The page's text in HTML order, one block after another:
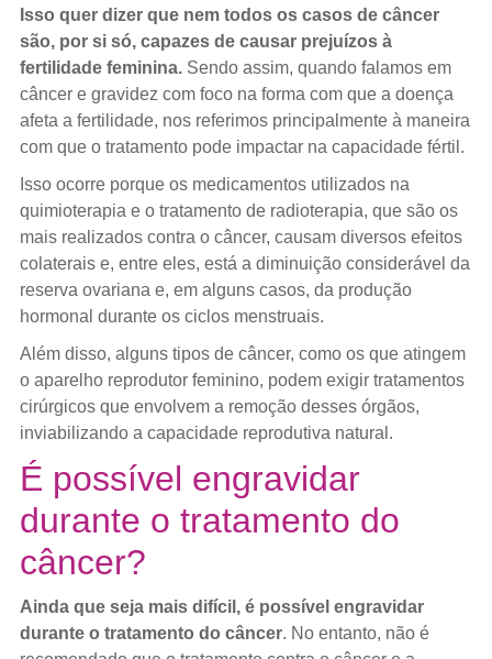
Isso quer dizer que nem todos os casos de câncer
são, por si só, capazes de causar prejuízos à
fertilidade feminina.Sendo assim, quando falamos em
câncer e gravidez com foco na forma com que a doença
afeta a fertilidade, nos referimos principalmente à maneira
com que o tratamento pode impactar na capacidade fértil.
Isso ocorre porque os medicamentos utilizados na
quimioterapia e o tratamento de radioterapia, que são os
mais realizados contra o câncer, causam diversos efeitos
colaterais e, entre eles, está a diminuição considerável da
reserva ovariana e, em alguns casos, da produção
hormonal durante os ciclos menstruais.
Além disso, alguns tipos de câncer, como os que atingem
o aparelho reprodutor feminino, podem exigir tratamentos
cirúrgicos que envolvem a remoção desses órgãos,
inviabilizando a capacidade reprodutiva natural.
É possível engravidar
durante o tratamento do
câncer?
Ainda que seja mais difícil, é possível engravidar
durante o tratamento do câncer. No entanto, não é